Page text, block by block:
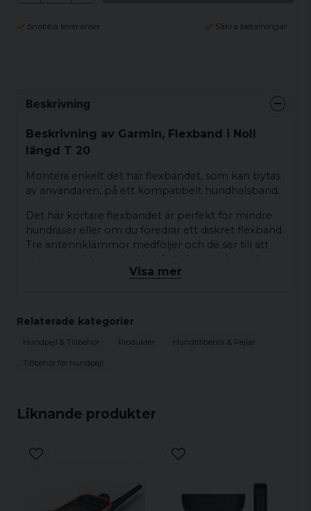
Snabba leveranser Säkra betalningar
Liknande produkter
Beskrivning
Beskrivning av Garmin, Flexband i Noll
längd T 20
Montera enkelt det här flexbandet, som kan bytas
av användaren, på ett kompatibelt hundhalsband.
Det här kortare flexbandet är perfekt för mindre
hundraser eller om du föredrar ett diskret flexband.
Tre antennklämmor medföljer och de ser till att
antennen sitter ordentligt fast i hundhalsbandet.
Visa mer
Relaterade kategorier
Hundpejl & Tillbehör Produkter Hundtillbehör & Pejlar
Tillbehör för hundpejl